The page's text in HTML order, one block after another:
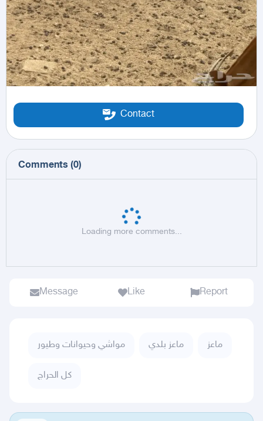
Contact
Comments (0)
Loading more comments...
Message Like Report
مواشي وحيوانات وطيور ماعز بلدي ماعز
كل الحراج